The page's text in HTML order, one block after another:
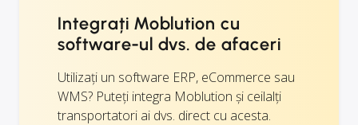
Integrați Moblution cu
software-ul dvs. de afaceri
Utilizați un software ERP, eCommerce sau
WMS? Puteți integra Moblution și ceilalți
transportatori ai dvs. direct cu acesta.